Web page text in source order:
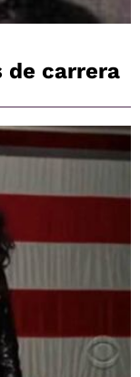
de carrera